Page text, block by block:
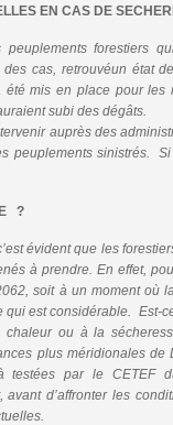
EN CAS DE
forestiers
cas, retrouvéun état
été mis en place pour
subi des dégâts.
auprès des
peuplements sinistrés. Si
?
évident que les
à prendre. En effet,
soit à un moment où
qui est considérable. Est-
ou à la
plus méridionales
par le CETEF
avant d’affronter les